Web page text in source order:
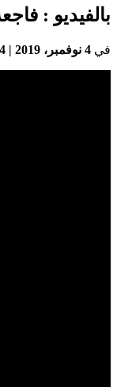
بالفيديو :
في 4 نوفمبر، 2019 | 16:54 مساءً